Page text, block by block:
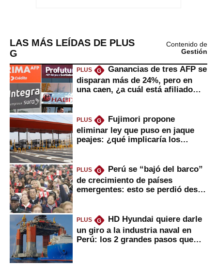
LAS MÁS LEÍDAS DE PLUS
G
Contenido de
Gestión
PLUS G
Ganancias de tres AFP se
disparan más de 24%, pero en
una caen, ¿a cuál está afiliado
PLUS G
Fujimori propone
eliminar ley que puso en jaque
peajes: ¿qué implicaría los
PLUS G
Perú se “bajó del barco”
de crecimiento de países
emergentes: esto se perdió desde
PLUS G
HD Hyundai quiere darle
un giro a la industria naval en
Perú: los 2 grandes pasos que